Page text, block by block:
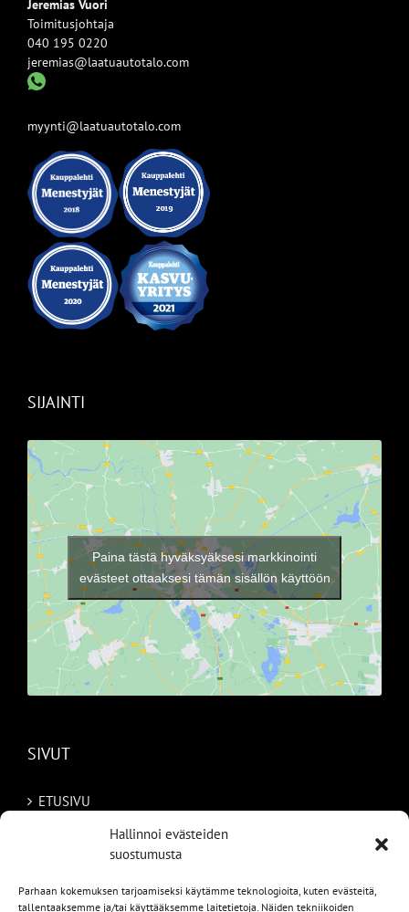
Hallinnoi evästeiden
suostumusta
Parhaan kokemuksen tarjoamiseksi käytämme teknologioita, kuten evästeitä,
tallentaaksemme ja/tai käyttääksemme laitetietoja. Näiden tekniikoiden
Jeremias Vuori
Toimitusjohtaja
040 195 0220
jeremias@laatuautotalo.com
myynti@laatuautotalo.com
SIJAINTI
Paina tästä hyväksyäksesi markkinointi
evästeet ottaaksesi tämän sisällön käyttöön
SIVUT
ETUSIVU